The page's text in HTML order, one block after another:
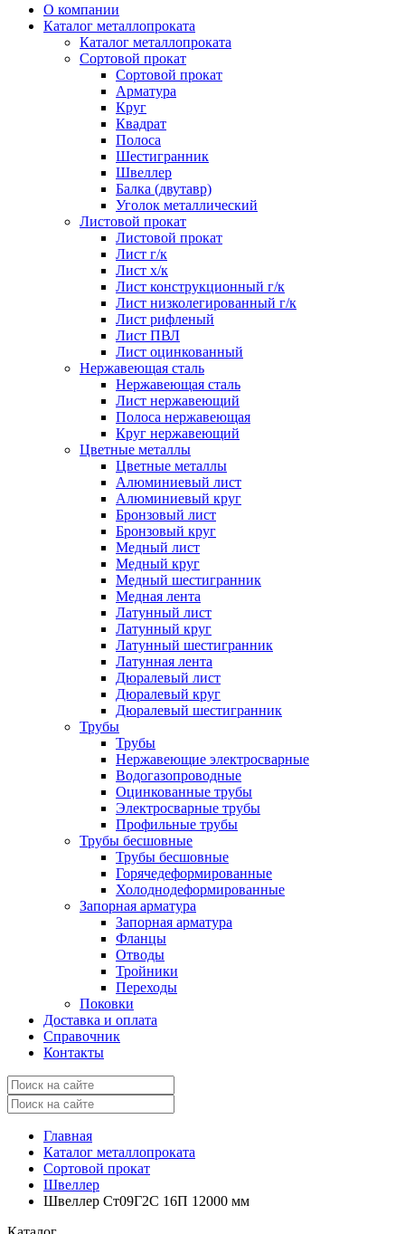
О компании
Каталог металлопроката
Каталог металлопроката
Сортовой прокат
Сортовой прокат
Арматура
Круг
Квадрат
Полоса
Шестигранник
Швеллер
Балка (двутавр)
Уголок металлический
Листовой прокат
Листовой прокат
Лист г/к
Лист х/к
Лист конструкционный г/к
Лист низколегированный г/к
Лист рифленый
Лист ПВЛ
Лист оцинкованный
Нержавеющая сталь
Нержавеющая сталь
Лист нержавеющий
Полоса нержавеющая
Круг нержавеющий
Цветные металлы
Цветные металлы
Алюминиевый лист
Алюминиевый круг
Бронзовый лист
Бронзовый круг
Медный лист
Медный круг
Медный шестигранник
Медная лента
Латунный лист
Латунный круг
Латунный шестигранник
Латунная лента
Дюралевый лист
Дюралевый круг
Дюралевый шестигранник
Трубы
Трубы
Нержавеющие электросварные
Водогазопроводные
Оцинкованные трубы
Электросварные трубы
Профильные трубы
Трубы бесшовные
Трубы бесшовные
Горячедеформированные
Холоднодеформированные
Запорная арматура
Запорная арматура
Фланцы
Отводы
Тройники
Переходы
Поковки
Доставка и оплата
Справочник
Контакты
Главная
Каталог металлопроката
Сортовой прокат
Швеллер
Швеллер Ст09Г2С 16П 12000 мм